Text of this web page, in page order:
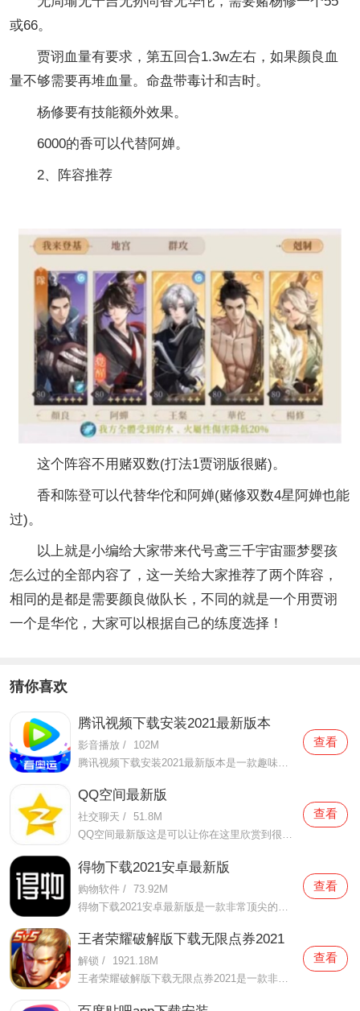
或66。
贾诩血量有要求，第五回合1.3w左右，如果颜良血
量不够需要再堆血量。命盘带毒计和吉时。
杨修要有技能额外效果。
6000的香可以代替阿婵。
2、阵容推荐
这个阵容不用赌双数(打法1贾诩版很赌)。
香和陈登可以代替华佗和阿婵(赌修双数4星阿婵也能
过)。
以上就是小编给大家带来代号鸢三千宇宙噩梦婴孩
怎么过的全部内容了，这一关给大家推荐了两个阵容，
相同的是都是需要颜良做队长，不同的就是一个用贾诩
一个是华佗，大家可以根据自己的练度选择！
猜你喜欢
腾讯视频下载安装2021最新版本
影音播放 /
102M
查看
QQ空间最新版
社交聊天 / 51.8M
QQ空间最新版这是可以让你在这里欣赏到很多优质的内容欣赏体验的手机视频软件，在这里的内容有很多都是好友的动态，而且还有很多的互动功能可以让你跟好友之间的亲密度再次提升，大家在这里可以感受到很多优质的社交和很多有趣的心情分享，不仅可以跟人互动，这软件也是自己
查看
得物下载2021安卓最新版
购物软件 / 73.92M
查看
王者荣耀破解版下载无限点券2021
解锁 /
1921.18M
王者荣耀破解版下载无限点券2021是一款非常火热的手机游戏。在这款王者荣耀破解版下载无限点券2021中有着非常好用的辅助工具，在这里面你可以轻轻松松就获得点券的使用，而且还是可以无限使用的哦，完全没有受限制，只要你下载了这款王者荣耀破解版下载无限点券2021之后就可以
查看